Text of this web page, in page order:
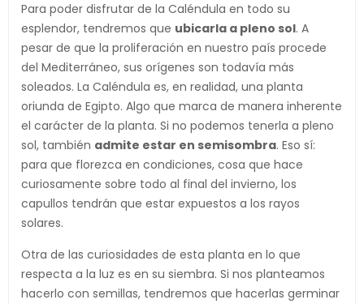
Para poder disfrutar de la Caléndula en todo su
esplendor, tendremos que ubicarla a pleno sol. A
pesar de que la proliferación en nuestro país procede
del Mediterráneo, sus orígenes son todavía más
soleados. La Caléndula es, en realidad, una planta
oriunda de Egipto. Algo que marca de manera inherente
el carácter de la planta. Si no podemos tenerla a pleno
sol, también admite estar en semisombra. Eso sí:
para que florezca en condiciones, cosa que hace
curiosamente sobre todo al final del invierno, los
capullos tendrán que estar expuestos a los rayos
solares.
Otra de las curiosidades de esta planta en lo que
respecta a la luz es en su siembra. Si nos planteamos
hacerlo con semillas, tendremos que hacerlas germinar